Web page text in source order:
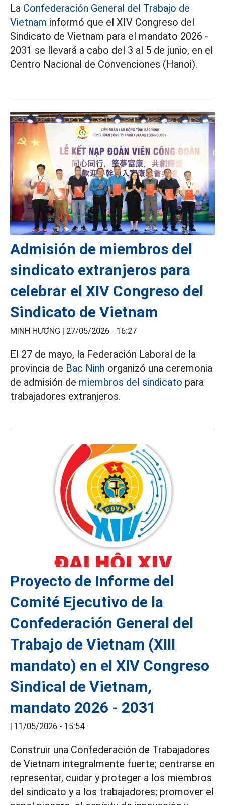
La Confederación General del Trabajo de
Vietnam informó que el XIV Congreso del
Sindicato de Vietnam para el mandato 2026 -
2031 se llevará a cabo del 3 al 5 de junio, en el
Centro Nacional de Convenciones (Hanoi).
Admisión de miembros del
sindicato extranjeros para
celebrar el XIV Congreso del
Sindicato de Vietnam
MINH HƯƠNG | 27/05/2026 - 16:27
El 27 de mayo, la Federación Laboral de la
provincia de Bac Ninh organizó una ceremonia
de admisión de miembros del sindicato para
trabajadores extranjeros.
Proyecto de Informe del
Comité Ejecutivo de la
Confederación General del
Trabajo de Vietnam (XIII
mandato) en el XIV Congreso
Sindical de Vietnam,
mandato 2026 - 2031
| 11/05/2026 - 15:54
Construir una Confederación de Trabajadores
de Vietnam integralmente fuerte; centrarse en
representar, cuidar y proteger a los miembros
del sindicato y a los trabajadores; promover el